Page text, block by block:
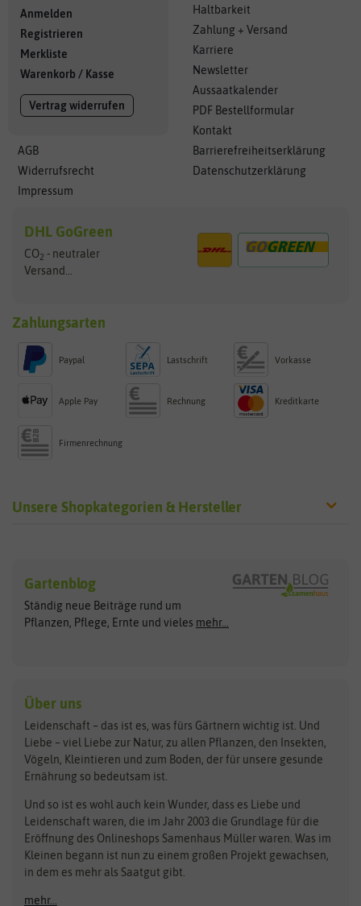
Anmelden
Registrieren
Merkliste
Warenkorb / Kasse
Vertrag widerrufen
AGB
Widerrufsrecht
Impressum
Haltbarkeit
Zahlung + Versand
Karriere
Newsletter
Aussaatkalender
PDF Bestellformular
Kontakt
Barrierefreiheitserklärung
Datenschutzerklärung
DHL GoGreen
CO2 - neutraler
Versand...
Zahlungsarten
Paypal Lastschrift Vorkasse
Apple Pay Rechnung Kreditkarte
Firmenrechnung
Unsere Shopkategorien & Hersteller
Exotische Samen
Gemüsesamen
Gründünger
Kräutersamen
Obstsamen
Pilzbrut
Rasensamen
Steckzwiebeln
Zimmer & Kübelpflanzen
Kataloge
Schnäppchen
Anzucht & Gartenzubehör
Arche Noah
ASB Greenworld
Benary
Bingenheimer Saatgut
Bionana
BIOWOL
Blumicorn
Bûten Birds
Clever Pots
COMPO
Dürr-Samen
Feldsaaten Freudenberger
Fertil
Flora Elite
Gartenblog
Ständig neue Beiträge rund um
Pflanzen, Pflege, Ernte und vieles mehr...
Über uns
Leidenschaft – das ist es, was fürs Gärtnern wichtig ist. Und
Liebe – viel Liebe zur Natur, zu allen Pflanzen, den Insekten,
Vögeln, Kleintieren und zum Boden, der für unsere gesunde
Ernährung so bedeutsam ist.
Und so ist es wohl auch kein Wunder, dass es Liebe und
Leidenschaft waren, die im Jahr 2003 die Grundlage für die
Eröffnung des Onlineshops Samenhaus Müller waren. Was im
Kleinen begann ist nun zu einem großen Projekt gewachsen,
in dem es mehr als Saatgut gibt.
mehr...